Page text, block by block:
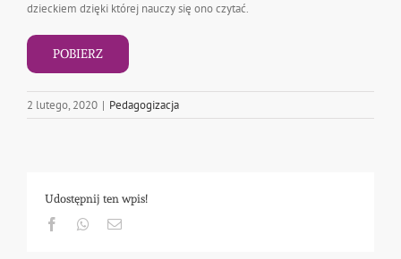
dzieckiem dzięki której nauczy się ono czytać.
POBIERZ
2 lutego, 2020 | Pedagogizacja
Udostępnij ten wpis!
FacebookWhatsapp
Email